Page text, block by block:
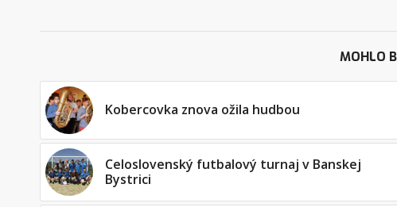
MOHLO
Kobercovka znova ožila hudbou
Celoslovenský futbalový turnaj v Banskej
Bystrici